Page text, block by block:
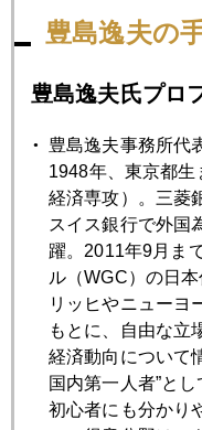
2019年11月22日
渋野日向子プロに見る
2019年11月21日
サブプライム危機再来
2019年11月20日
金は「誰の債務でもな
2019年11月19日
米中貿易戦争、中国側
豊島逸夫の
豊島逸夫氏プロ
豊島逸夫事務所代
1948年、東京都
経済専攻）。三菱
スイス銀行で外国
躍。2011年9月ま
ル（WGC）の日
リッヒやニューヨ
もとに、自由な立
経済動向について
国内第一人者”と
初心者にも分かり